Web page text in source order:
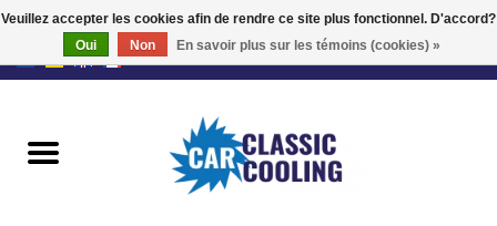
EUR/GBP 0 Articles - €0,00
Kits complets
Veuillez accepter les cookies afin de rendre ce site plus fonctionnel. D'accord?
Oui
Non En savoir plus sur les témoins (cookies) »